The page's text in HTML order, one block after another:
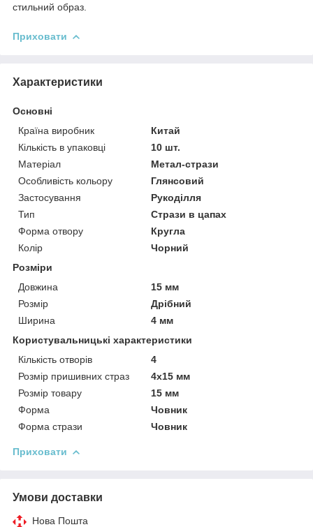
стильний образ.
Приховати
Характеристики
Основні
Країна виробник
Китай
Кількість в упаковці
10 шт.
Матеріал
Метал-стрази
Особливість кольору
Глянсовий
Застосування
Рукоділля
Тип
Стрази в цапах
Форма отвору
Кругла
Колір
Чорний
Розміри
Довжина
15 мм
Розмір
Дрібний
Ширина
4 мм
Користувальницькі характеристики
Кількість отворів
4
Розмір пришивних страз
4х15 мм
Розмір товару
15 мм
Форма
Човник
Форма стрази
Човник
Приховати
Умови доставки
Нова Пошта